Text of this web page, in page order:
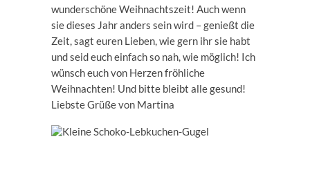
wunderschöne Weihnachtszeit! Auch wenn
sie dieses Jahr anders sein wird – genießt die
Zeit, sagt euren Lieben, wie gern ihr sie habt
und seid euch einfach so nah, wie möglich! Ich
wünsch euch von Herzen fröhliche
Weihnachten! Und bitte bleibt alle gesund!
Liebste Grüße von Martina